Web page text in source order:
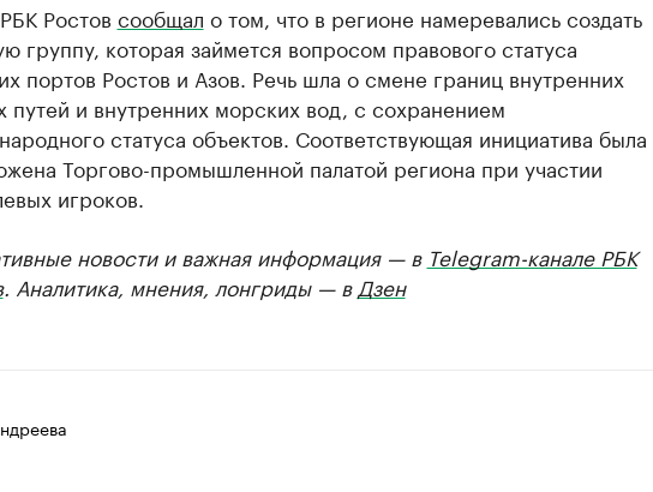
Ростов сообщал о том, что в регионе намеревались создать
группу, которая займется вопросом правового статуса
портов Ростов и Азов. Речь шла о смене границ внутренних
путей и внутренних морских вод, с сохранением
статуса объектов. Соответствующая инициатива была
Торгово-промышленной палатой региона при участии
игроков.
новости и важная информация — в Telegram-канале РБК
. Аналитика, мнения, лонгриды — в Дзен